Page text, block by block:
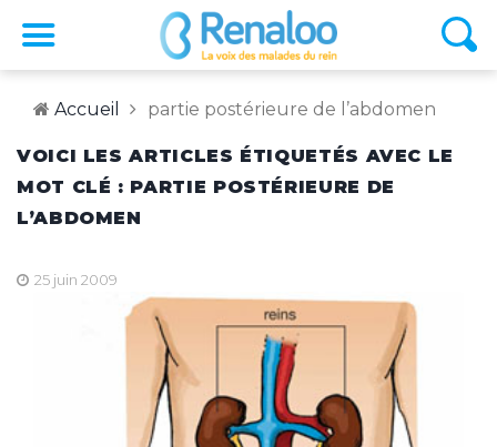
Accueil partie postérieure de l’abdomen
VOICI LES ARTICLES ÉTIQUETÉS AVEC LE
MOT CLÉ : PARTIE POSTÉRIEURE DE
L’ABDOMEN
25 juin 2009